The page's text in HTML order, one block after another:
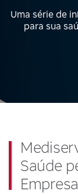
Uma série de
para sua
Saúde
Empresa